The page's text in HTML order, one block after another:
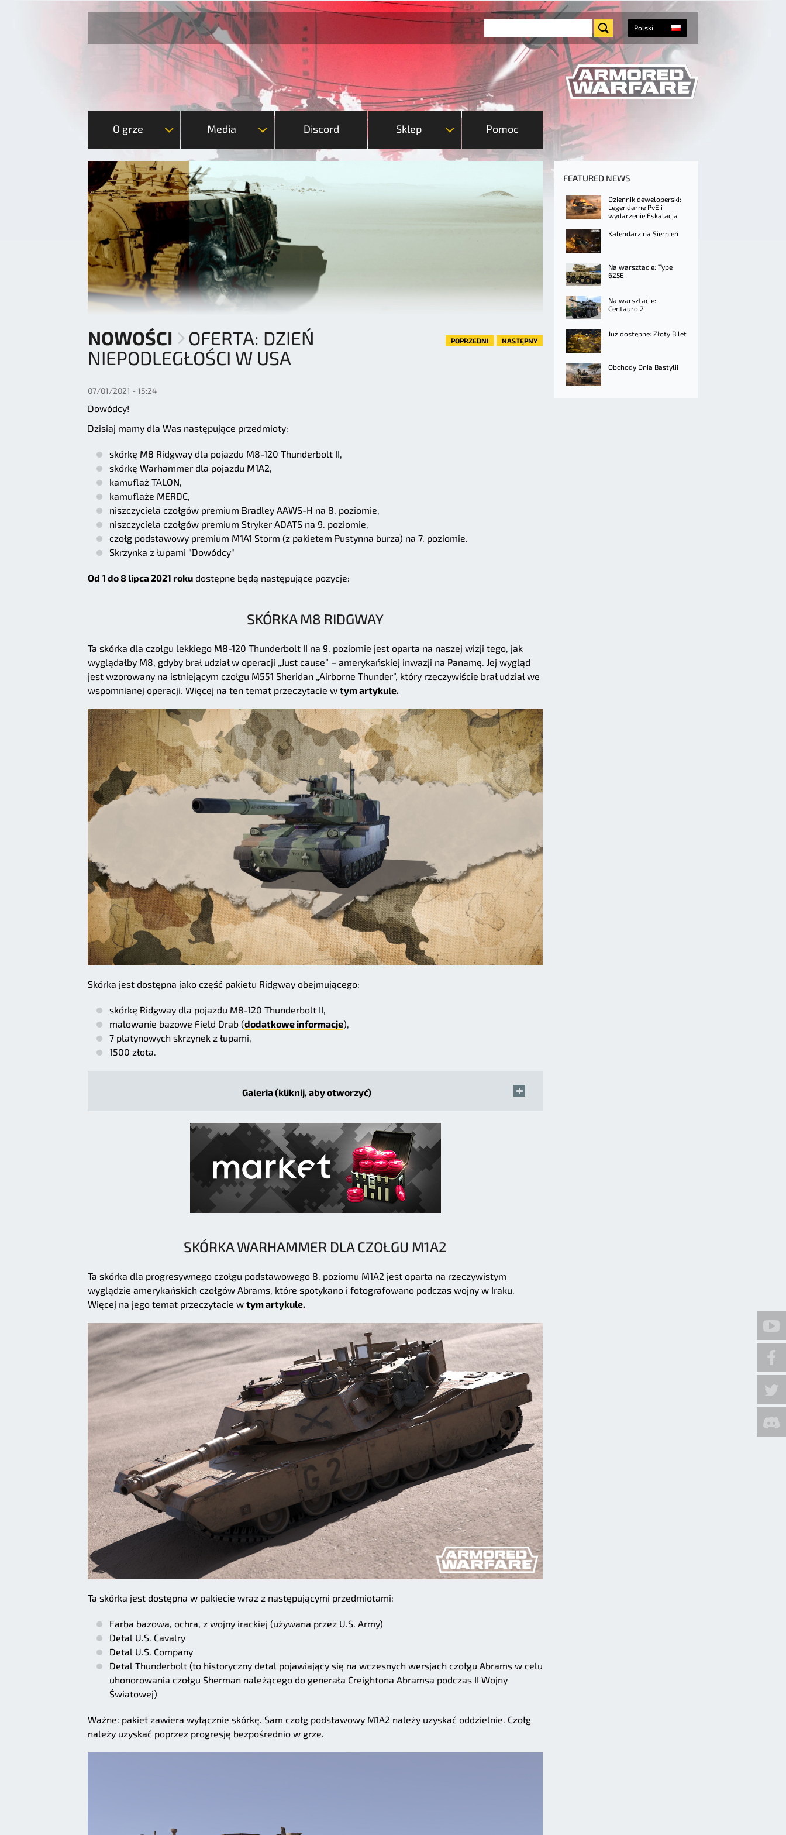
Polski
O grze Media Discord Sklep Pomoc
NOWOŚCI
OFERTA: DZIEŃ
NIEPODLEGŁOŚCI W USA
POPRZEDNI NASTĘPNY
07/01/2021 - 15:24
Dowódcy!
Dzisiaj mamy dla Was następujące przedmioty:
skórkę M8 Ridgway dla pojazdu M8-120 Thunderbolt II,
skórkę Warhammer dla pojazdu M1A2,
kamuflaż TALON,
kamuflaże MERDC,
niszczyciela czołgów premium Bradley AAWS-H na 8. poziomie,
niszczyciela czołgów premium Stryker ADATS na 9. poziomie,
czołg podstawowy premium M1A1 Storm (z pakietem Pustynna burza) na 7. poziomie.
Skrzynka z łupami "Dowódcy"
Od 1 do 8 lipca 2021 roku dostępne będą następujące pozycje:
SKÓRKA M8 RIDGWAY
Ta skórka dla czołgu lekkiego M8-120 Thunderbolt II na 9. poziomie jest oparta na naszej wizji tego, jak
wyglądałby M8, gdyby brał udział w operacji „Just cause” – amerykańskiej inwazji na Panamę. Jej wygląd
jest wzorowany na istniejącym czołgu M551 Sheridan „Airborne Thunder”, który rzeczywiście brał udział we
wspomnianej operacji. Więcej na ten temat przeczytacie w tym artykule.
Skórka jest dostępna jako część pakietu Ridgway obejmującego:
skórkę Ridgway dla pojazdu M8-120 Thunderbolt II,
malowanie bazowe Field Drab (dodatkowe informacje),
7 platynowych skrzynek z łupami,
1500 złota.
Galeria (kliknij, aby otworzyć)
SKÓRKA WARHAMMER DLA CZOŁGU M1A2
Ta skórka dla progresywnego czołgu podstawowego 8. poziomu M1A2 jest oparta na rzeczywistym
wyglądzie amerykańskich czołgów Abrams, które spotykano i fotografowano podczas wojny w Iraku.
Więcej na jego temat przeczytacie w tym artykule.
Ta skórka jest dostępna w pakiecie wraz z następującymi przedmiotami:
Farba bazowa, ochra, z wojny irackiej (używana przez U.S. Army)
Detal U.S. Cavalry
Detal U.S. Company
Detal Thunderbolt (to historyczny detal pojawiający się na wczesnych wersjach czołgu Abrams w celu
uhonorowania czołgu Sherman należącego do generała Creightona Abramsa podczas II Wojny
Światowej)
Ważne: pakiet zawiera wyłącznie skórkę. Sam czołg podstawowy M1A2 należy uzyskać oddzielnie. Czołg
należy uzyskać poprzez progresję bezpośrednio w grze.
FEATURED NEWS
Dziennik deweloperski:
Legendarne PvE i
wydarzenie Eskalacja
Kalendarz na Sierpień
Na warsztacie: Type
625E
Na warsztacie:
Centauro 2
Już dostępne: Złoty Bilet
Obchody Dnia Bastylii